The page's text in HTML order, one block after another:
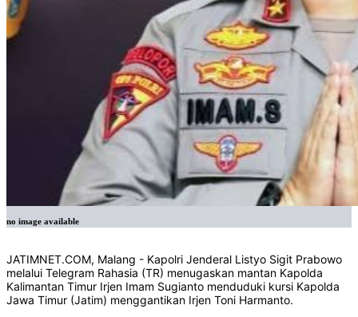
no image available
JATIMNET.COM, Malang - Kapolri Jenderal Listyo Sigit Prabowo
melalui Telegram Rahasia (TR) menugaskan mantan Kapolda
Kalimantan Timur Irjen Imam Sugianto menduduki kursi Kapolda
Jawa Timur (Jatim) menggantikan Irjen Toni Harmanto.